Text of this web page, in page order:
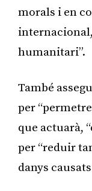
morals i en
humanitari”.
També
per
que actuarà,
per “reduir
danys